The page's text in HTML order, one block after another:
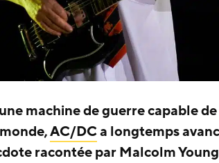
machine de guerre capable
AC/DCa longtemps
racontée par Malcolm